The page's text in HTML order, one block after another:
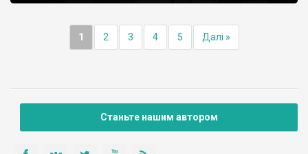
1 2 3 4 5 Далі »
Станьте нашим автором